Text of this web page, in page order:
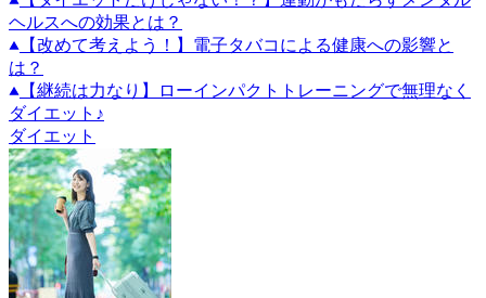
ヘルスへの効果とは？
【改めて考えよう！】電子タバコによる健康への影響と
は？
【継続は力なり】ローインパクトトレーニングで無理なく
ダイエット♪
ダイエット